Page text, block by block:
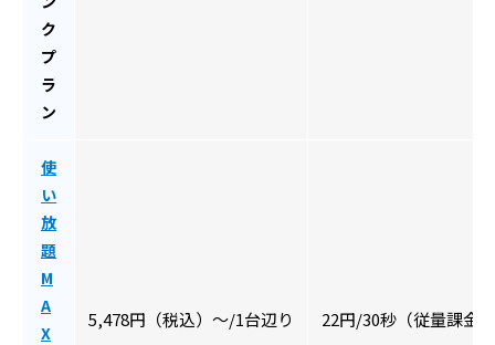
ク
プ
ラ
ン
使
い
放
題
M
A
X
5,478円（税込）〜/1台辺り 22円/30秒（従量課金）